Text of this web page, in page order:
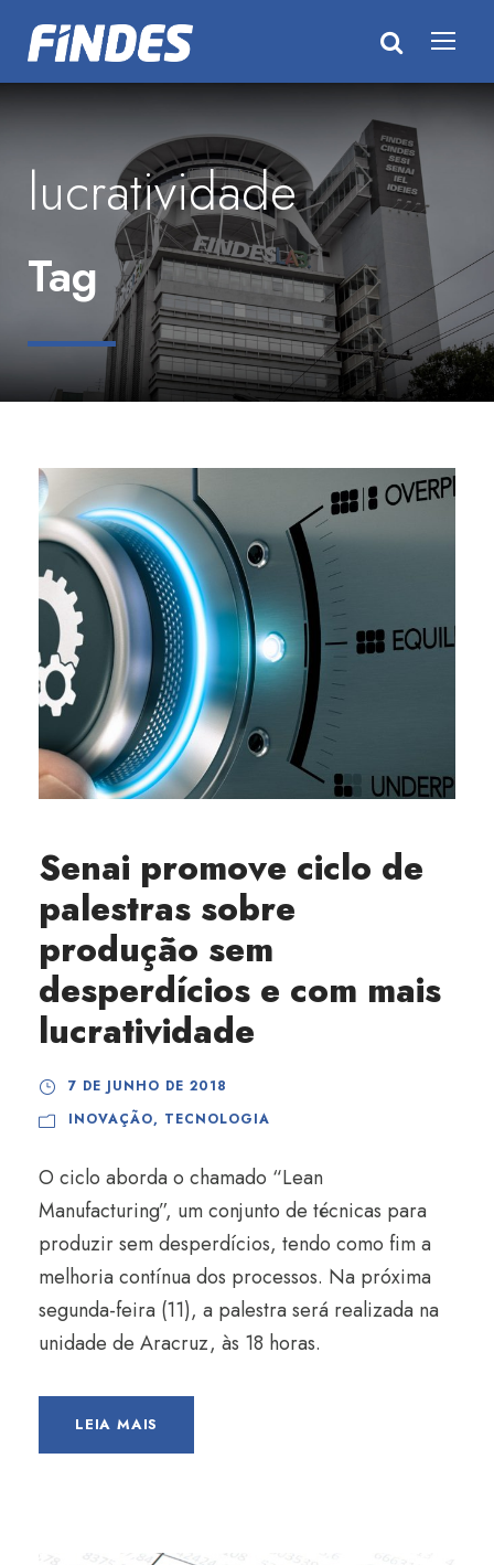
lucratividade
Tag
Senai promove ciclo de
palestras sobre
produção sem
desperdícios e com mais
lucratividade
7 DE JUNHO DE 2018
INOVAÇÃO, TECNOLOGIA
O ciclo aborda o chamado “Lean
Manufacturing”, um conjunto de técnicas para
produzir sem desperdícios, tendo como fim a
melhoria contínua dos processos. Na próxima
segunda-feira (11), a palestra será realizada na
unidade de Aracruz, às 18 horas.
LEIA MAIS